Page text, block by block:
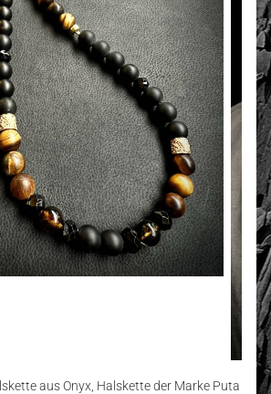
aus Onyx, Halskette der Marke Puta